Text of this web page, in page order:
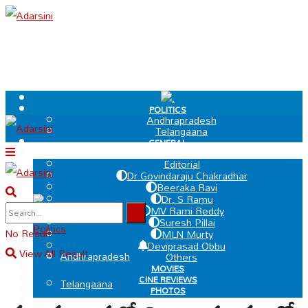
.
POLITICS
Andhrapradesh
Telangaana
GENERAL
Editorial
Dr Govindaraju Chakradhar
Beeraka Ravi
Dr. S Ramu
MV Rami Reddy
Suresh Pillai
MLN Murty
Deviprasad Obbu
Others
MOVIES
CINE REVIEWS
PHOTOS
VIDEOS
.
Politics
Andhrapradesh
Telangaana
No Result
View All Result